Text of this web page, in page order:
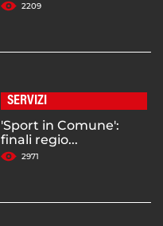
2209
SERVIZI
'Sport in Comune':
finali regio...
2971